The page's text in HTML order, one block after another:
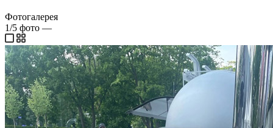
Фотогалерея
1/5 фото —